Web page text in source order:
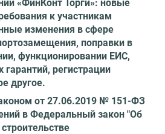
«ФинКонт Торги»: новые
к участникам
изменения в сфере
поправки в
функционировании ЕИС,
регистрации
другое.
от 27.06.2019 № 151-ФЗ
в Федеральный закон "Об